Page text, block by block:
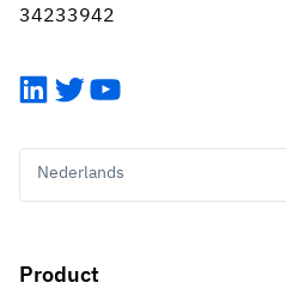
34233942
LinkedIn
TwitterYouTube
Nederlands
Product